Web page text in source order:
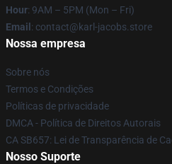
Hour: 9AM – 5PM (Mon – Fri)
Email : contact@karl-jacobs.store
Nossa empresa
Sobre nós
Termos e Condições
Políticas de privacidade
DMCA - Política de Direitos Autorais
CA SB657: Lei de Transparência de
Nosso Suporte